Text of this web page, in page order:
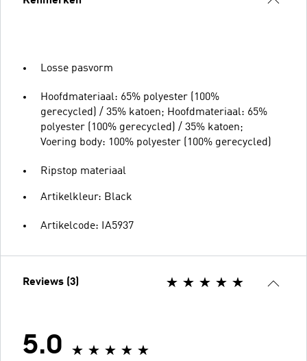
Losse pasvorm
Hoofdmateriaal: 65% polyester (100%
gerecycled) / 35% katoen; Hoofdmateriaal: 65%
polyester (100% gerecycled) / 35% katoen;
Voering body: 100% polyester (100% gerecycled)
Ripstop materiaal
Artikelkleur: Black
Artikelcode: IA5937
Reviews (3)
5.0